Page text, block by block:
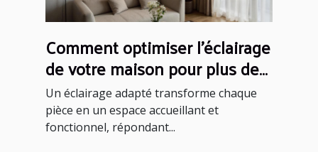
Comment optimiser l'éclairage
de votre maison pour plus de
confort ?
Un éclairage adapté transforme chaque
pièce en un espace accueillant et
fonctionnel, répondant...